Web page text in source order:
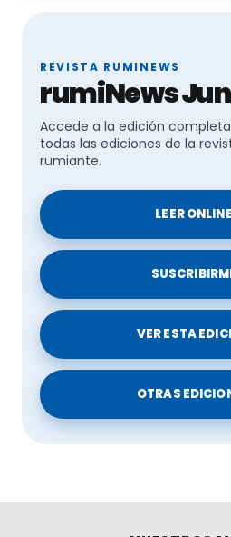
REVISTA RUMINEWS
rumiNews
Accede a la edición
todas las ediciones de la
rumiante.
LEER ONLINE
VER ESTA
OTRAS